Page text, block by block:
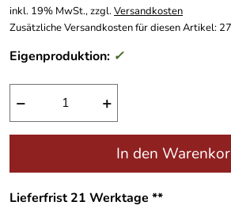
inkl. 19% MwSt., zzgl.Versandkosten
Zusätzliche Versandkosten für diesen Artikel:
Eigenproduktion: ✓
− +
In den
Lieferfrist 21 Werktage **